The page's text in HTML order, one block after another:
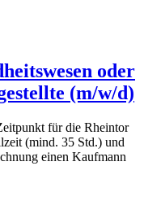
oder
(m/w/d)
für die Rheintor
(mind. 35 Std.) und
einen Kaufmann